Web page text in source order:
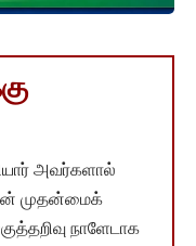
அவர்களால்
முதன்மைக்
நாளேடாக